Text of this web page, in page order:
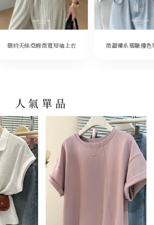
簡約天絲亞麻微寬短袖上衣 微甜韓系褶皺撞色
人氣單品